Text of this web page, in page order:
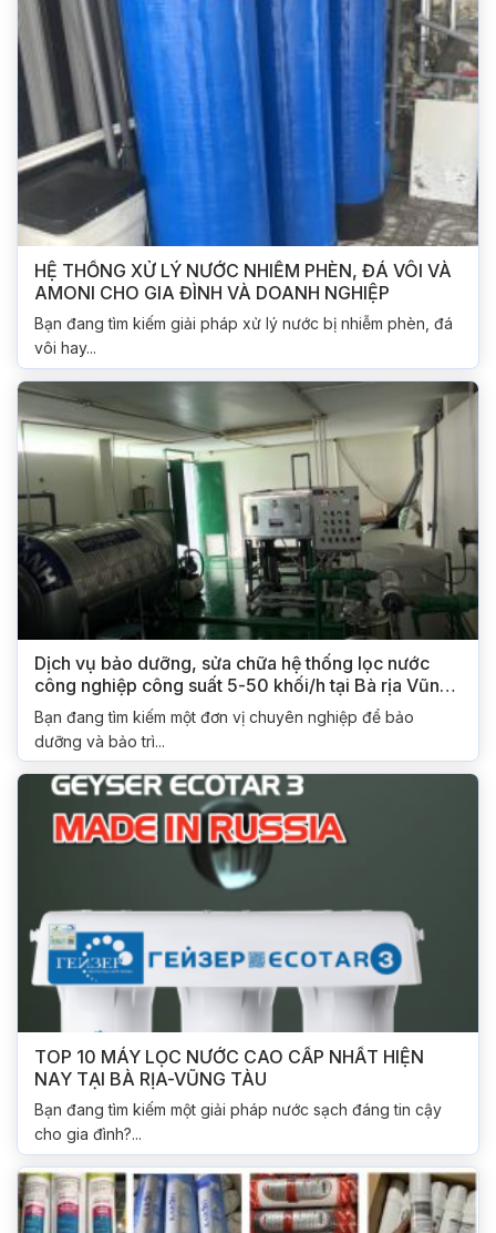
HỆ THỐNG XỬ LÝ NƯỚC NHIỄM PHÈN, ĐÁ VÔI VÀ
AMONI CHO GIA ĐÌNH VÀ DOANH NGHIỆP
Bạn đang tìm kiếm giải pháp xử lý nước bị nhiễm phèn, đá
vôi hay...
Dịch vụ bảo dưỡng, sửa chữa hệ thống lọc nước
công nghiệp công suất 5-50 khối/h tại Bà rịa Vũng
tàu
Bạn đang tìm kiếm một đơn vị chuyên nghiệp để bảo
dưỡng và bảo trì...
TOP 10 MÁY LỌC NƯỚC CAO CẤP NHẤT HIỆN
NAY TẠI BÀ RỊA-VŨNG TÀU
Bạn đang tìm kiếm một giải pháp nước sạch đáng tin cậy
cho gia đình?...